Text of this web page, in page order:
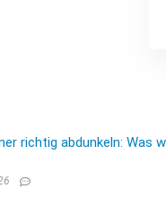
richtig abdunkeln: Was